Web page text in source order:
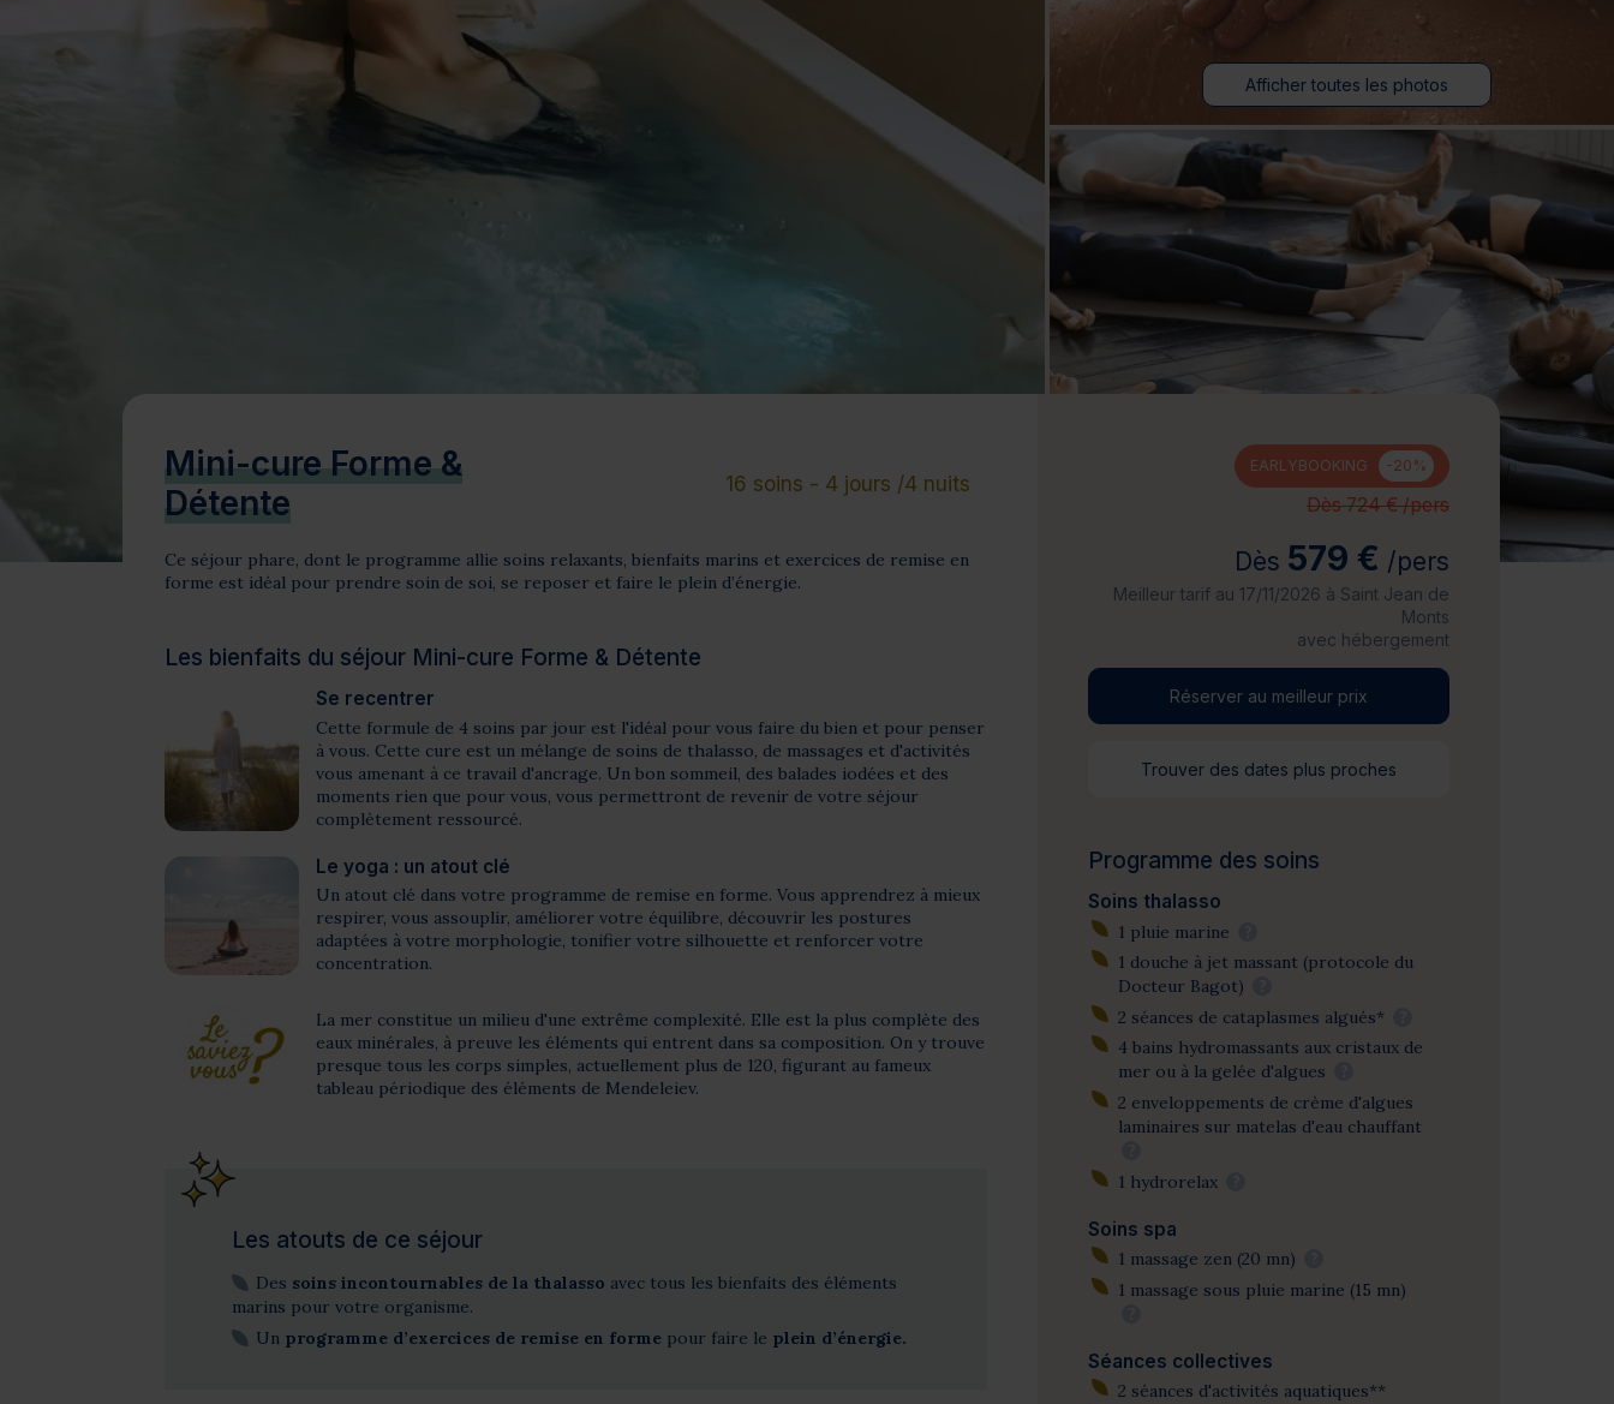
Mini-cure 3 à 5 jours Escapade 1 à 2 jours Journée détente
Afficher toutes les photos
Mini-cure Forme &
Détente
16 soins - 4 jours /4 nuits
Ce séjour phare, dont le programme allie soins relaxants, bienfaits marins et exercices de remise en
forme est idéal pour prendre soin de soi, se reposer et faire le plein d’énergie.
Les bienfaits du séjour Mini-cure Forme & Détente
Se recentrer
Cette formule de 4 soins par jour est l'idéal pour vous faire du bien et pour penser
à vous. Cette cure est un mélange de soins de thalasso, de massages et d'activités
vous amenant à ce travail d'ancrage. Un bon sommeil, des balades iodées et des
moments rien que pour vous, vous permettront de revenir de votre séjour
complètement ressourcé.
Le yoga : un atout clé
Un atout clé dans votre programme de remise en forme. Vous apprendrez à mieux
respirer, vous assouplir, améliorer votre équilibre, découvrir les postures
adaptées à votre morphologie, tonifier votre silhouette et renforcer votre
concentration.
La mer constitue un milieu d'une extrême complexité. Elle est la plus complète des
eaux minérales, à preuve les éléments qui entrent dans sa composition. On y trouve
presque tous les corps simples, actuellement plus de 120, figurant au fameux
tableau périodique des éléments de Mendeleiev.
Les atouts de ce séjour
Des soins incontournables de la thalasso avec tous les bienfaits des éléments
marins pour votre organisme.
Un programme d’exercices de remise en forme pour faire le plein d’énergie.
EARLYBOOKING -20%
Dès 724 € /pers
Dès 579 € /pers
Meilleur tarif au 17/11/2026 à Saint Jean de
Monts
avec hébergement
Réserver au meilleur prix
Trouver des dates plus proches
Programme des soins
Soins thalasso
1 pluie marine
1 douche à jet massant (protocole du
Docteur Bagot)
2 séances de cataplasmes algués*
4 bains hydromassants aux cristaux de
mer ou à la gelée d'algues
2 enveloppements de crème d'algues
laminaires sur matelas d'eau chauffant
1 hydrorelax
Soins spa
1 massage zen (20 mn)
1 massage sous pluie marine (15 mn)
Séances collectives
2 séances d'activités aquatiques**